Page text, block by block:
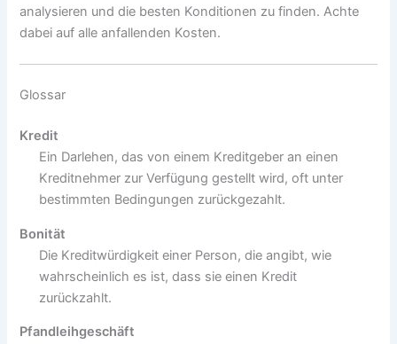
analysieren und die besten Konditionen zu finden. Achte
dabei auf alle anfallenden Kosten.
Glossar
Kredit
Ein Darlehen, das von einem Kreditgeber an einen
Kreditnehmer zur Verfügung gestellt wird, oft unter
bestimmten Bedingungen zurückgezahlt.
Bonität
Die Kreditwürdigkeit einer Person, die angibt, wie
wahrscheinlich es ist, dass sie einen Kredit
zurückzahlt.
Pfandleihgeschäft